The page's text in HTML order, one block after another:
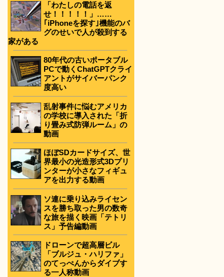
「わたしの電話を返
せ！！！！！」……
｢iPhoneを探す｣機能のバ
グのせいで人が殺到する
家がある
80年代の古いポータブル
PCで動くChatGPTクライ
アントがサイバーパンク
度高い
乱射事件に悩むアメリカ
の学校に導入された「折
り畳み式防弾ルーム」の
動画
ほぼSDカードサイズ、世
界最小の光造形式3Dプリ
ンターが小さなフィギュ
アを出力する動画
ソ連に乗り込みライセン
スを勝ち取った男の数奇
な旅を描く映画「テトリ
ス」予告編動画
ドローンで超高層ビル
「ブルジュ・ハリファ」
のてっぺんからダイブす
る一人称動画